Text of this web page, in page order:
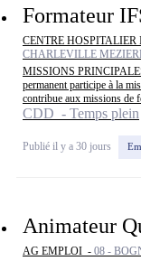
Formateur
CENTRE
CHARLEVILLE
MISSIONS
permanent participe à la
contribue aux missions de
CDD - Temps plein
Publié il y a 30 jours
Animateur
AG EMPLOI - 08 -